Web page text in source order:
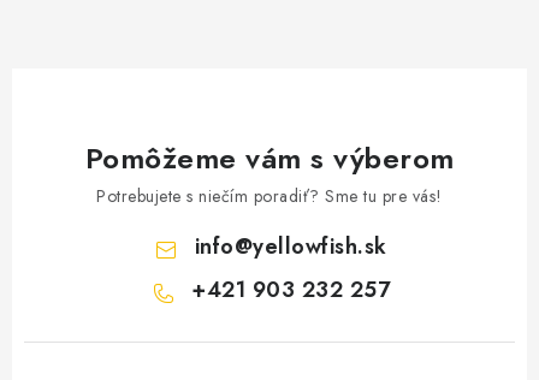
Pomôžeme vám s výberom
Potrebujete s niečím poradiť? Sme tu pre vás!
info@yellowfish.sk
+421 903 232 257